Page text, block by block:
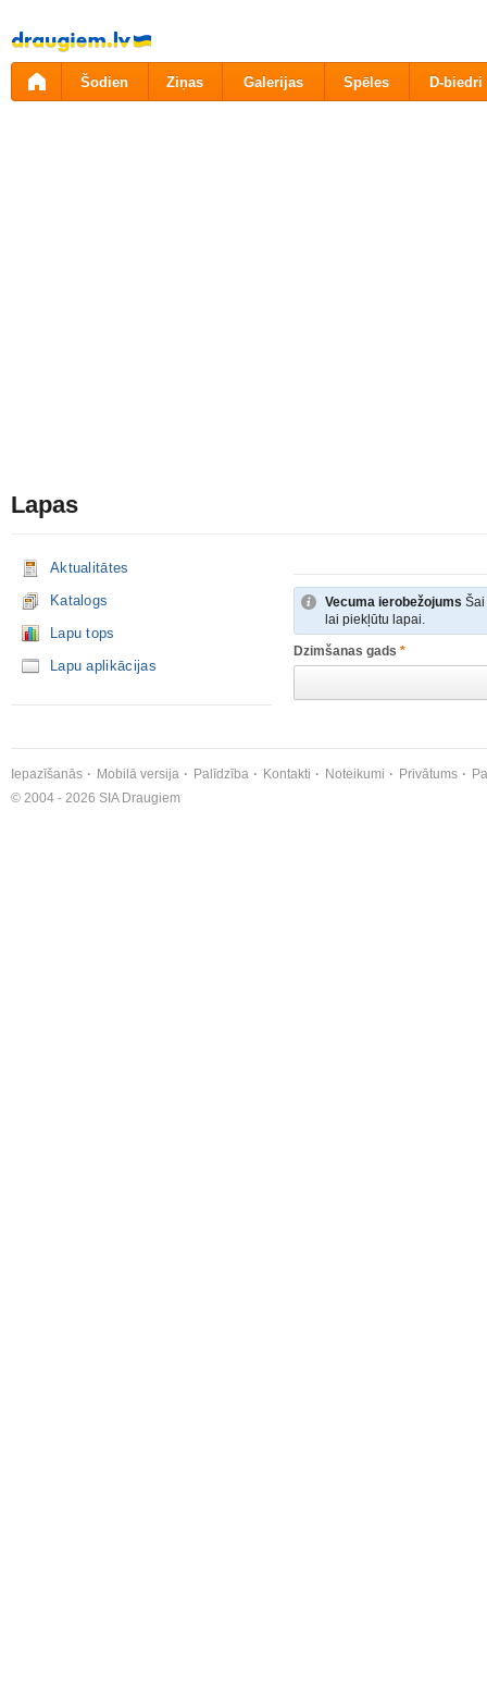
Pāriet
uz
saturu
Šodien Ziņas Galerijas Spēles D-biedri
Lapas
Aktualitātes
Katalogs
Lapu tops
Lapu aplikācijas
Vecuma ierobežojums Šai
lai piekļūtu lapai.
Dzimšanas gads *
Iepazīšanās Mobilā versija Palīdzība Kontakti Noteikumi Privātums
© 2004 - 2026 SIA Draugiem